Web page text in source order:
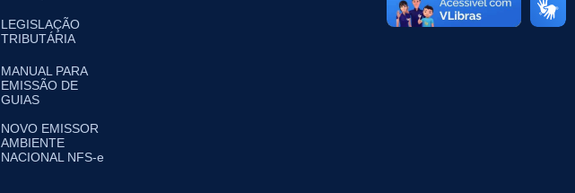
LEGISLAÇÃO
TRIBUTÁRIA
MANUAL PARA
EMISSÃO DE
GUIAS
NOVO EMISSOR
AMBIENTE
NACIONAL NFS-e